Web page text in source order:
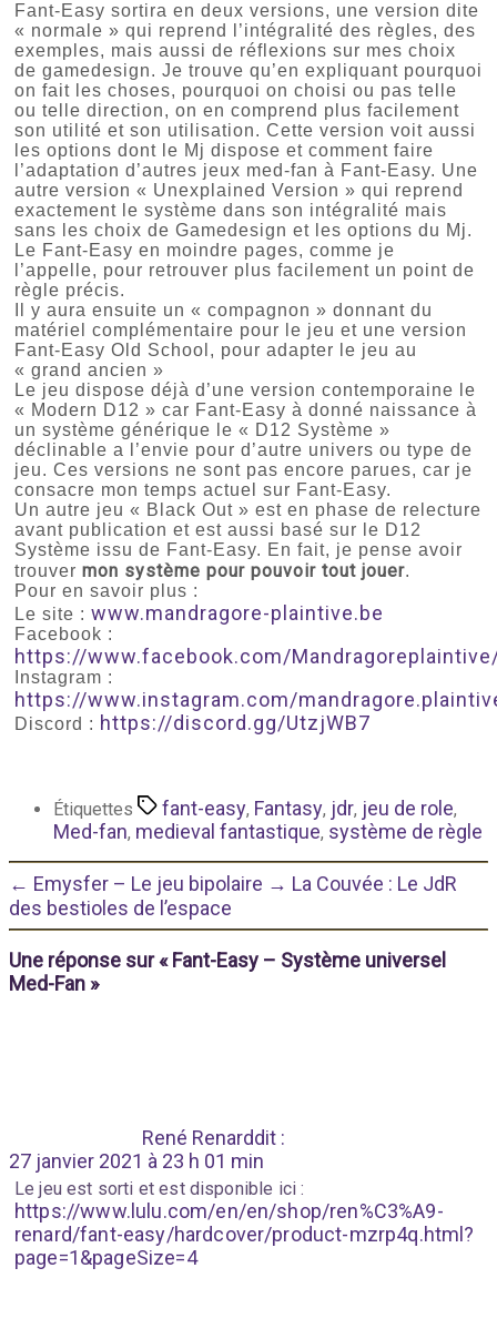
Fant-Easy sortira en deux versions, une version dite
« normale » qui reprend l’intégralité des règles, des
exemples, mais aussi de réflexions sur mes choix
de gamedesign. Je trouve qu’en expliquant pourquoi
on fait les choses, pourquoi on choisi ou pas telle
ou telle direction, on en comprend plus facilement
son utilité et son utilisation. Cette version voit aussi
les options dont le Mj dispose et comment faire
l’adaptation d’autres jeux med-fan à Fant-Easy. Une
autre version « Unexplained Version » qui reprend
exactement le système dans son intégralité mais
sans les choix de Gamedesign et les options du Mj.
Le Fant-Easy en moindre pages, comme je
l’appelle, pour retrouver plus facilement un point de
règle précis.
Il y aura ensuite un « compagnon » donnant du
matériel complémentaire pour le jeu et une version
Fant-Easy Old School, pour adapter le jeu au
« grand ancien »
Le jeu dispose déjà d’une version contemporaine le
« Modern D12 » car Fant-Easy à donné naissance à
un système générique le « D12 Système »
déclinable a l’envie pour d’autre univers ou type de
jeu. Ces versions ne sont pas encore parues, car je
consacre mon temps actuel sur Fant-Easy.
Un autre jeu « Black Out » est en phase de relecture
avant publication et est aussi basé sur le D12
Système issu de Fant-Easy. En fait, je pense avoir
trouver mon système pour pouvoir tout jouer.
Pour en savoir plus :
Le site : www.mandragore-plaintive.be
Facebook :
https://www.facebook.com/
Instagram :
https://www.instagram.com/
Discord : https://discord.gg/UtzjWB7
Étiquettes fant-easy, Fantasy, jdr, jeu de role,
Med-fan, medieval fantastique, système de règle
← Emysfer – Le jeu bipolaire → La Couvée : Le JdR
des bestioles de l’espace
Une réponse sur « Fant-Easy – Système universel
Med-Fan »
René Renarddit :
27 janvier 2021 à 23 h 01 min
Le jeu est sorti et est disponible ici :
https://www.lulu.com/en/en/shop/ren%C3%A9-
renard/fant-easy/hardcover/product-mzrp4q.html?
page=1&pageSize=4